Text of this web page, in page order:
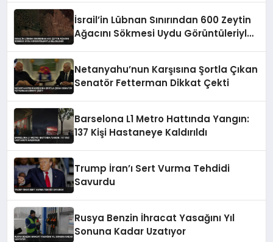
İsrail’in Lübnan Sınırından 600 Zeytin
Ağacını Sökmesi Uydu Görüntüleriyle
Netanyahu’nun Karşısına Şortla Çıkan
Senatör Fetterman Dikkat Çekti
Barselona L1 Metro Hattında Yangın:
137 Kişi Hastaneye Kaldırıldı
Trump İran’ı Sert Vurma Tehdidi
Savurdu
Rusya Benzin İhracat Yasağını Yıl
Sonuna Kadar Uzatıyor